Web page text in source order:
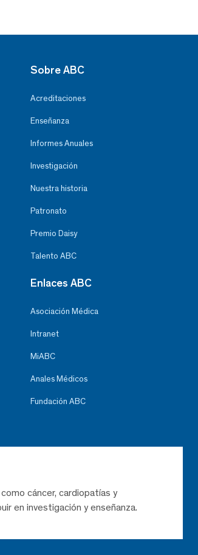
Sobre ABC
Acreditaciones
Enseñanza
Informes Anuales
Investigación
Nuestra historia
Patronato
Premio Daisy
Talento ABC
Enlaces ABC
Asociación Médica
Intranet
MiABC
Anales Médicos
Fundación ABC
cáncer, cardiopatías y
en investigación y enseñanza.